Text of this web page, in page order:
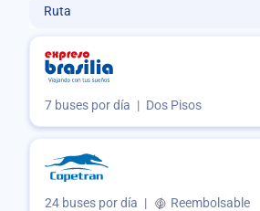
Ruta
7 buses por día | Dos Pisos
24 buses por día | Reembolsable